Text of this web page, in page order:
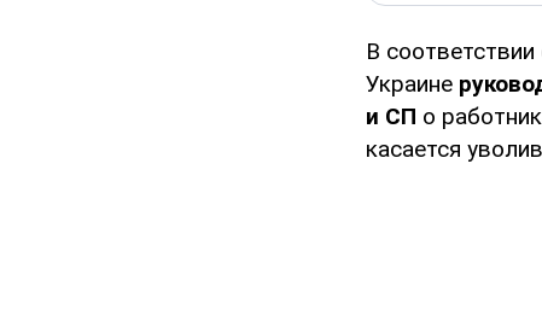
В
Украине
и СП о
касается